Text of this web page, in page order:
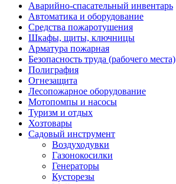
Аварийно-спасательный инвентарь
Автоматика и оборудование
Средства пожаротушения
Шкафы, щиты, ключницы
Арматура пожарная
Безопасность труда (рабочего места)
Полиграфия
Огнезащита
Лесопожарное оборудование
Мотопомпы и насосы
Туризм и отдых
Хозтовары
Садовый инструмент
Воздуходувки
Газонокосилки
Генераторы
Кусторезы